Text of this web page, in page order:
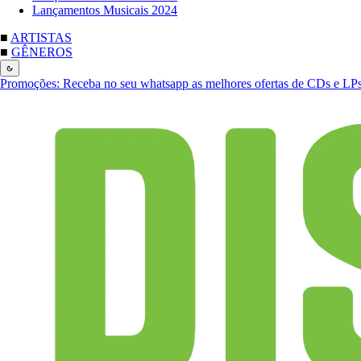
Lançamentos Musicais 2024
■ ARTISTAS
■ GÊNEROS
Promoções: Receba no seu whatsapp as melhores ofertas de CDs e